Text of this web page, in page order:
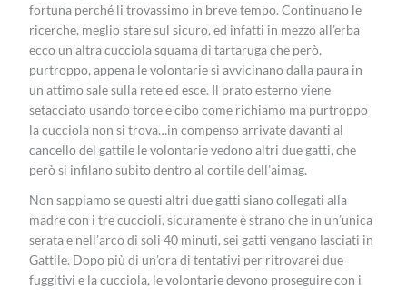
fortuna perché li trovassimo in breve tempo. Continuano le
ricerche, meglio stare sul sicuro, ed infatti in mezzo all’erba
ecco un’altra cucciola squama di tartaruga che però,
purtroppo, appena le volontarie si avvicinano dalla paura in
un attimo sale sulla rete ed esce. Il prato esterno viene
setacciato usando torce e cibo come richiamo ma purtroppo
la cucciola non si trova…in compenso arrivate davanti al
cancello del gattile le volontarie vedono altri due gatti, che
però si infilano subito dentro al cortile dell’aimag.
Non sappiamo se questi altri due gatti siano collegati alla
madre con i tre cuccioli, sicuramente è strano che in un’unica
serata e nell’arco di soli 40 minuti, sei gatti vengano lasciati in
Gattile. Dopo più di un’ora di tentativi per ritrovarei due
fuggitivi e la cucciola, le volontarie devono proseguire con i